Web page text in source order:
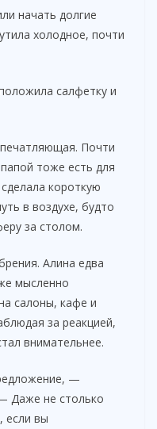
начать долгие
холодное, почти
салфетку и
Почти
тоже есть для
короткую
в воздухе, будто
за столом.
Алина едва
мысленно
салоны, кафе и
за реакцией,
внимательнее.
—
Даже не столько
если вы